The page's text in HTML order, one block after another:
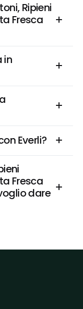
Ripieni
Fresca
in
Everli?
Fresca
dare